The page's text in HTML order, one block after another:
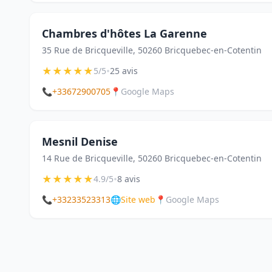
Chambres d'hôtes La Garenne
35 Rue de Bricqueville, 50260 Bricquebec-en-Cotentin
★★★★★5/5•25 avis
📞+33672900705 📍 Google Maps
Mesnil Denise
14 Rue de Bricqueville, 50260 Bricquebec-en-Cotentin
★★★★★4.9/5•8 avis
📞+33233523313🌐Site web 📍 Google Maps